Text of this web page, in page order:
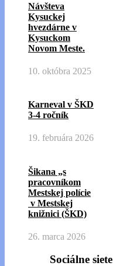
Návšteva
Kysuckej
hvezdárne v
Kysuckom
Novom Meste.
10. októbra 2025
Karneval v ŠKD
3-4 ročník
19. februára 2026
Šikana „s
pracovníkom
Mestskej polície
v Mestskej
knižnici (ŠKD)
26. marca 2026
Sociálne siete